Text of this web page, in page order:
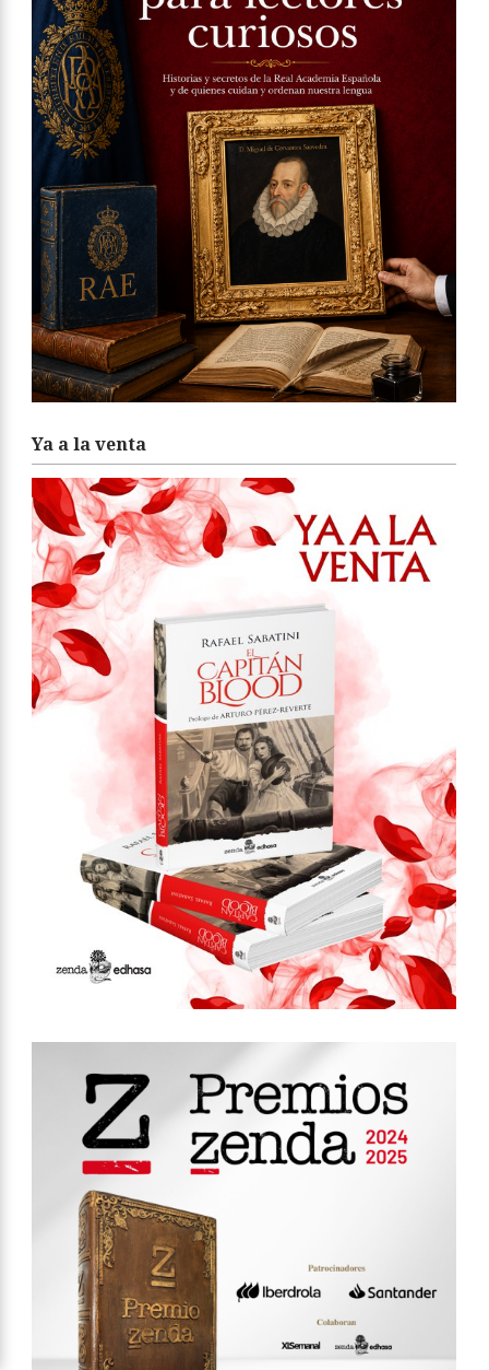
Ya a la venta